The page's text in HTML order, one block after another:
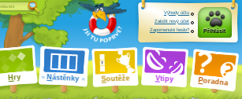
Hry Nástěnky Soutěže Vtipy Poradna
Výhody účtu
Založit nový účet
Zapomenuté heslo?
Přihlásit